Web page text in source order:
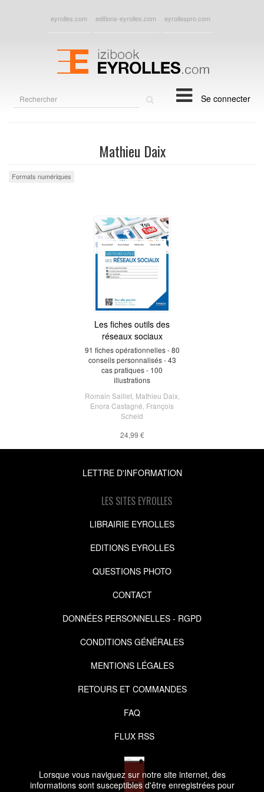
Lorsque vous naviguez sur notre site internet, des
informations sont susceptibles d'être enregistrées pour
eyrolles.com editions-eyrolles.com eyrollespro.com
Se connecter
Mathieu Daix
Formats numériques
Les fiches outils des
réseaux sociaux
91 fiches opérationnelles - 80
conseils personnalisés - 43
cas pratiques - 100
illustrations
Romain Saillet, Mathieu Daix
Enora Castagné François
Scheid
24,99 €
LETTRE D'INFORMATION
LES SITES EYROLLES
LIBRAIRIE EYROLLES
EDITIONS EYROLLES
QUESTIONS PHOTO
CONTACT
DONNÉES PERSONNELLES - RGPD
CONDITIONS GÉNÉRALES
MENTIONS LÉGALES
RETOURS ET COMMANDES
FAQ
FLUX RSS